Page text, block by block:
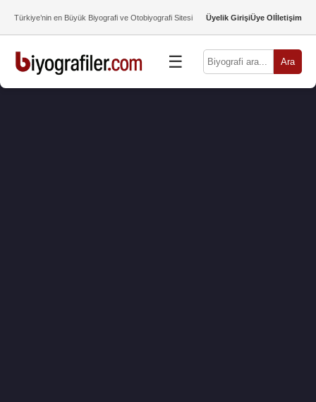
Türkiye’nin en Büyük Biyografi ve Otobiyografi Sitesi Üyelik GirişiÜye Olİletişim
☰ Ara